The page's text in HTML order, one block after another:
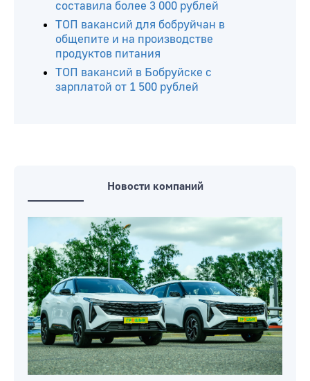
составила более 3 000 рублей
ТОП вакансий для бобруйчан в
общепите и на производстве
продуктов питания
ТОП вакансий в Бобруйске с
зарплатой от 1 500 рублей
Новости компаний